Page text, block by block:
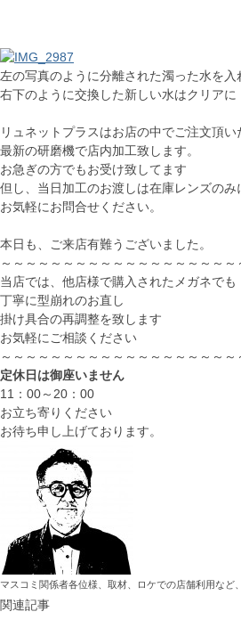
左の写真のように分離された濁った水を入
右下のように交換した新しい水はクリアに
リュネットプラスはお店の中でご注文頂い
最新の研磨機で店内加工致します。
お急ぎの方でもお受け致してます
但し、当日加工のお渡しは在庫レンズのみ
お気軽にお問合せください。
本日も、ご来店有難うございました。
～～～～～～～～～～～～～～～～～～～
当店では、他店様で購入されたメガネでも
丁寧に型崩れのお直し
掛け具合の再調整を致します
お気軽にご相談ください
～～～～～～～～～～～～～～～～～～～
定休日は御座いません
11：00～20：00
お立ち寄りください
お待ち申し上げております。
マスコミ関係者各位様、取材、ロケでの店舗利用など
関連記事